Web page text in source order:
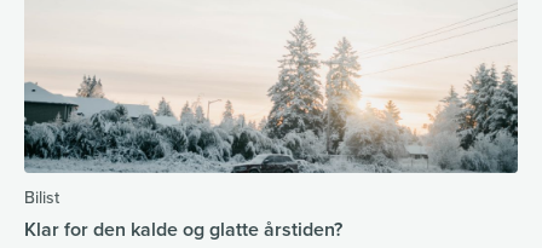
Bilist
Klar for den kalde og glatte årstiden?